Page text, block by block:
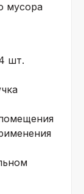
мусора
шт.